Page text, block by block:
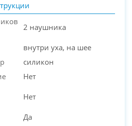
2 наушника
внутри уха, на шее
силикон
Нет
Нет
Да